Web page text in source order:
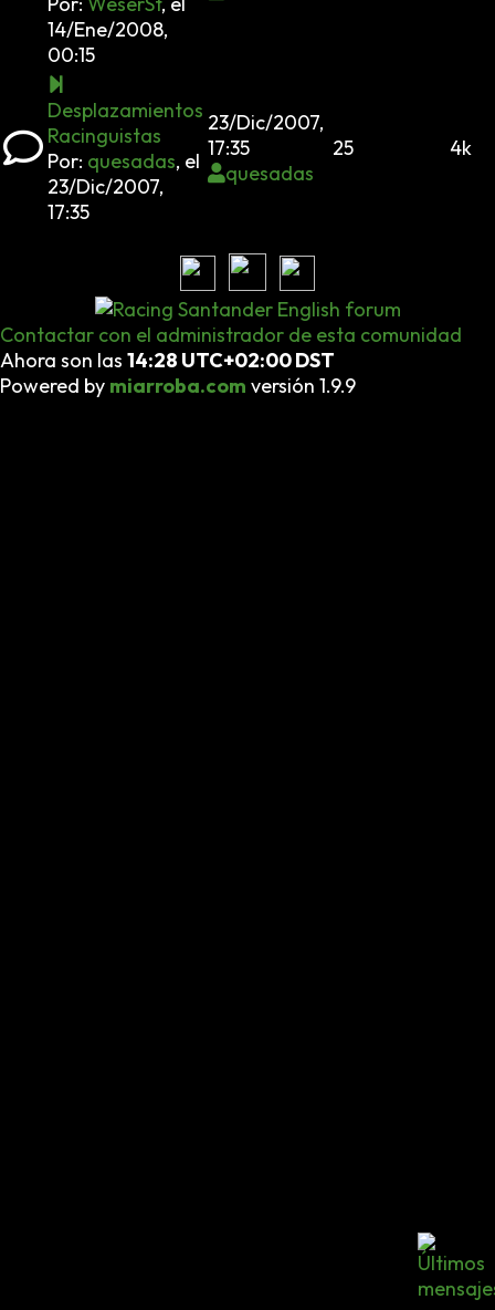
14/Ene/2008,
00:15
Desplazamientos
Racinguistas
Por: quesadas, el
23/Dic/2007,
17:35
23/Dic/2007,
17:35
quesadas
25 4k
Contactar con el administrador de esta comunidad
Ahora son las 14:28 UTC+02:00 DST
Powered by miarroba.com versión 1.9.9